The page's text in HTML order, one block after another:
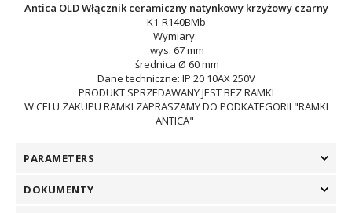
Antica OLD Włącznik ceramiczny natynkowy krzyżowy czarny
K1-R140BMb
Wymiary:
wys. 67 mm
średnica Ø 60 mm
Dane techniczne: IP 20 10AX 250V
PRODUKT SPRZEDAWANY JEST BEZ RAMKI
W CELU ZAKUPU RAMKI ZAPRASZAMY DO PODKATEGORII "RAMKI
ANTICA"
PARAMETERS
DOKUMENTY